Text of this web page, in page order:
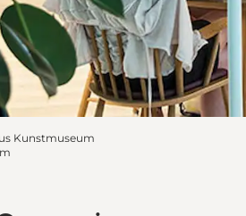
Kunstmuseum